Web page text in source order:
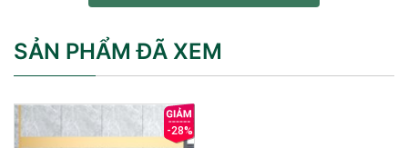
SẢN PHẨM ĐÃ XEM
-28%